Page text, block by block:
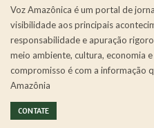
Voz Amazônica é um portal de
visibilidade aos principais
responsabilidade e apuração
meio ambiente, cultura, economia
compromisso é com a informação
Amazônia
CONTATE